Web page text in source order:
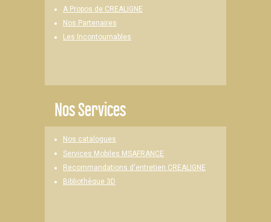
A Propos de CREALIGNE
Nos Partenaires
Les Incontournables
Nos Services
Nos catalogues
Services Mobiles MSAFRANCE
Recommandations d'entretien CREALIGNE
Bibliothèque 3D